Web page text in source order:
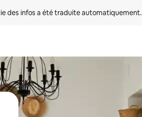
des infos a été traduite automatiquement.